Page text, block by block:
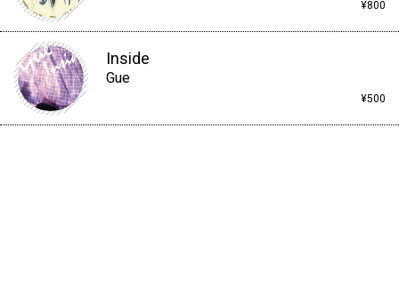
¥800
Inside
Gue
¥500